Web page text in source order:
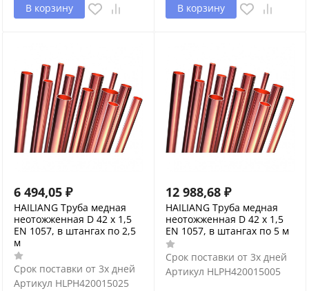
В корзину В корзину
6 494,05 ₽
HAILIANG Труба медная
неотожженная D 42 х 1,5
EN 1057, в штангах по 2,5
м
Срок поставки от 3х дней
Артикул HLPH420015025
12 988,68 ₽
HAILIANG Труба медная
неотожженная D 42 х 1,5
EN 1057, в штангах по 5 м
Срок поставки от 3х дней
Артикул HLPH420015005